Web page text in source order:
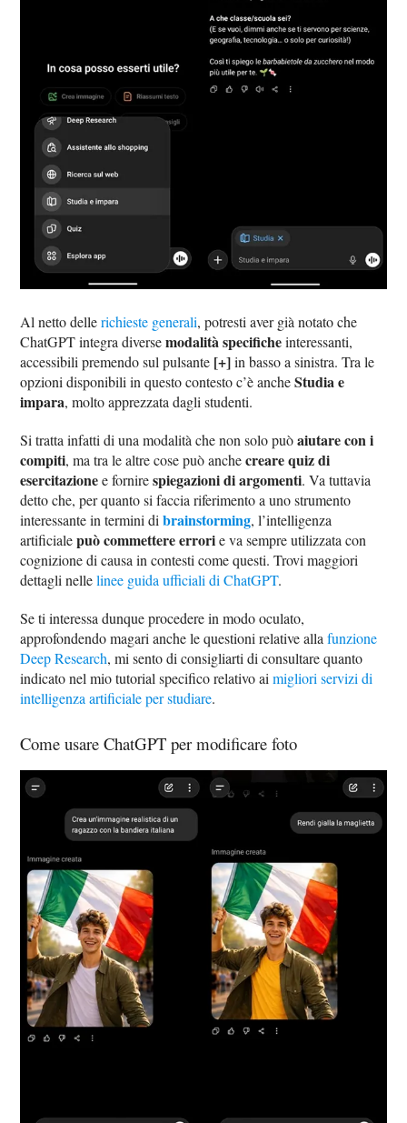
Al netto dellerichieste generali, potresti aver già notato che
ChatGPT integra diversemodalità specificheinteressanti,
accessibili premendo sul pulsante [+]in basso a sinistra. Tra le
opzioni disponibili in questo contesto c’è ancheStudia e
impara, molto apprezzata dagli studenti.
Si tratta infatti di una modalità che non solo puòaiutare con i
compiti, ma tra le altre cose può anchecreare quiz di
esercitazionee fornirespiegazioni di argomenti. Va tuttavia
detto che, per quanto si faccia riferimento a uno strumento
interessante in termini dibrainstorming, l’intelligenza
artificialepuò commettere errorie va sempre utilizzata con
cognizione di causa in contesti come questi. Trovi maggiori
dettagli nellelinee guida ufficiali di ChatGPT.
Se ti interessa dunque procedere in modo oculato,
approfondendo magari anche le questioni relative allafunzione
Deep Research, mi sento di consigliarti di consultare quanto
indicato nel mio tutorial specifico relativo aimigliori servizi di
intelligenza artificiale per studiare.
Come usare ChatGPT per modificare foto